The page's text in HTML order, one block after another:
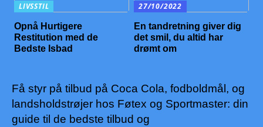
LIVSSTIL
Opnå Hurtigere
Restitution med de
Bedste Isbad
27/10/2022
En tandretning giver dig
det smil, du altid har
drømt om
Få styr på tilbud på Coca Cola, fodboldmål, og
landsholdstrøjer hos Føtex og Sportmaster: din
guide til de bedste tilbud og